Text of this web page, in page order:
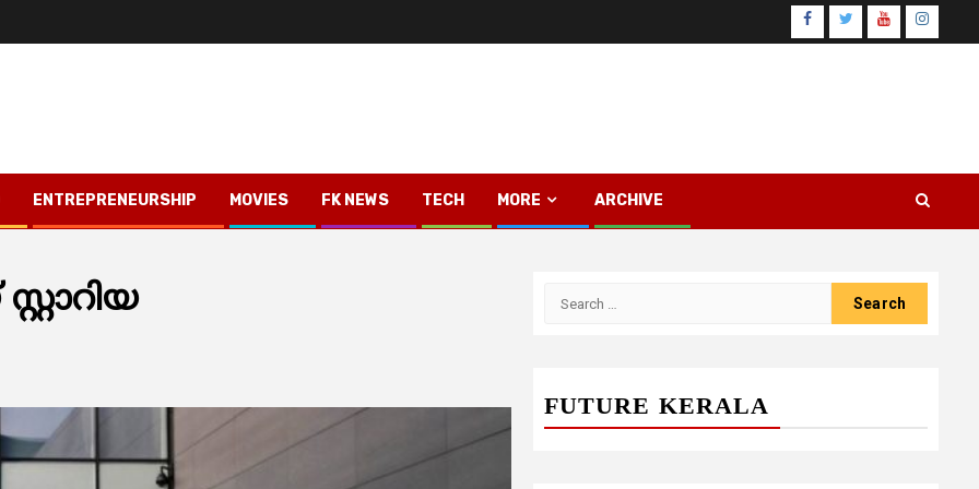
Facebook
TwitterYoutube
ENTREPRENEURSHIP MOVIES FK NEWS TECH MORE ARCHIVE
FUTURE KERALA